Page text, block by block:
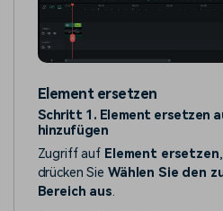
Element ersetzen
Schritt 1. Element ersetzen
hinzufügen
Zugriff auf Element ersetzen
drücken Sie Wählen Sie den
Bereich aus.